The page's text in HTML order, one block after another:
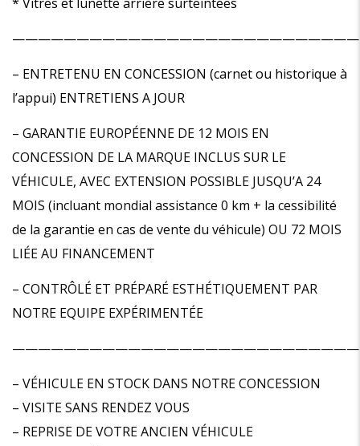
– ENTRETENU EN CONCESSION (carnet ou historique à
l’appui) ENTRETIENS A JOUR
– GARANTIE EUROPÉENNE DE 12 MOIS EN
CONCESSION DE LA MARQUE INCLUS SUR LE
VÉHICULE, AVEC EXTENSION POSSIBLE JUSQU’A 24
MOIS (incluant mondial assistance 0 km + la cessibilité
de la garantie en cas de vente du véhicule) OU 72 MOIS
LIÉE AU FINANCEMENT
– CONTRÔLÉ ET PRÉPARÉ ESTHÉTIQUEMENT PAR
NOTRE EQUIPE EXPÉRIMENTÉE
– VÉHICULE EN STOCK DANS NOTRE CONCESSION
– VISITE SANS RENDEZ VOUS
– REPRISE DE VOTRE ANCIEN VÉHICULE